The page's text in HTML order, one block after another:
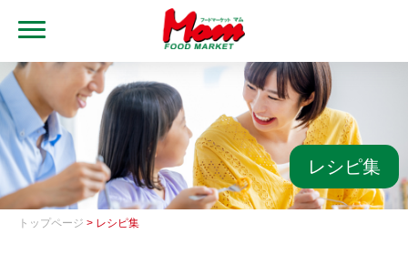
トップ
ブランド・店舗
マムアプリ
マムEdy
レシピ集
トップページ > レシピ集